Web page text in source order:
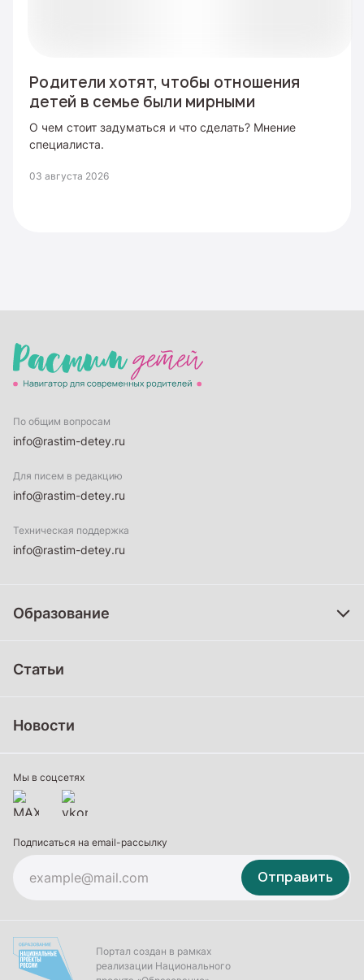
Родители хотят, чтобы отношения
детей в семье были мирными
О чем стоит задуматься и что сделать? Мнение
специалиста.
03 августа 2026
По общим вопросам
info@rastim-detey.ru
Для писем в редакцию
info@rastim-detey.ru
Техническая поддержка
info@rastim-detey.ru
Образование
Дополнительное образование
Статьи
Новости
Мы в соцсетях
Подписаться на email-рассылку
Отправить
Портал создан в рамках
реализации Национального